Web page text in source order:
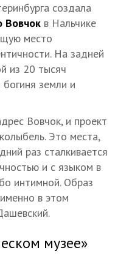
создала
Вовчок в Нальчике
место
На задней
из 20 тысяч
богиня земли и
Вовчок, и проект
Это места,
раз сталкивается
и с языком в
интимной. Образ
в этом
музее»